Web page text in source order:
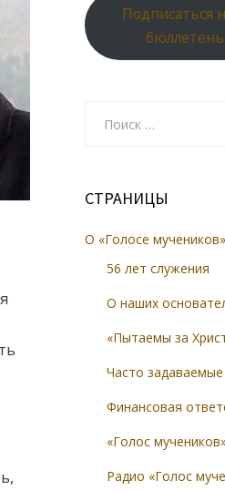
Подписаться
СТРАНИЦЫ
О «Голосе мучеников»
56 лет служения
О наших
«Пытаемы за
Часто
Финансовая
«Голос
Радио «Голос